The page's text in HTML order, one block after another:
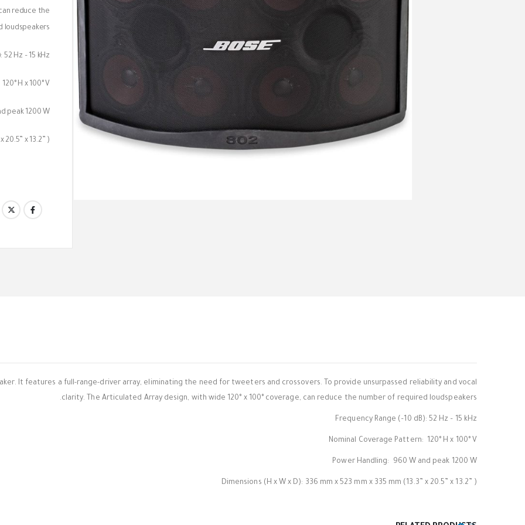
reduce the
loudspeakers.
Hz – 15 kHz
H x 100° V
peak 1200 W
20.5” x 13.2” )
It features a full-range-driver array, eliminating the need for tweeters and crossovers. To provide unsurpassed reliability and vocal
clarity. The Articulated Array design, with wide 120° x 100° coverage, can reduce the number of required loudspeakers.
Frequency Range (–10 dB): 52 Hz – 15 kHz
Nominal Coverage Pattern: 120° H x 100° V
Power Handling: 960 W and peak 1200 W
Dimensions (H x W x D): 336 mm x 523 mm x 335 mm (13.3” x 20.5” x 13.2” )